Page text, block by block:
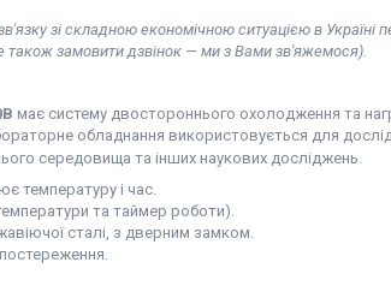
зі складною економічною ситуацією в
замовити дзвінок — ми з Вами зв'яжемося).
має систему двостороннього охолодження та
обладнання використовується для
середовища та інших наукових досліджень.
температуру і час.
та таймер роботи).
сталі, з дверним замком.